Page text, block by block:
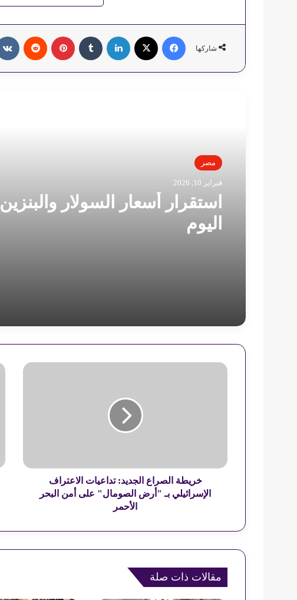
شاركها
مصر
فبراير 10, 2026
استقرار أسعار السولار والبنزين
اليوم
خ
ر
ج
د
خريطة الصراع الجديد: تداعيات الاعتراف
الإسرائيلي بـ "أرض الصومال" على أمن البحر
الأحمر
ب
ر
و
مقالات ذات صلة